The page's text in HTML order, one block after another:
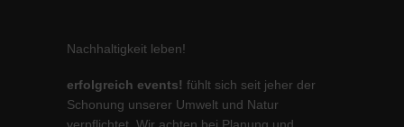
Nachhaltigkeit leben!
erfolgreich events! fühlt sich seit jeher der
Schonung unserer Umwelt und Natur
verpflichtet. Wir achten bei Planung und